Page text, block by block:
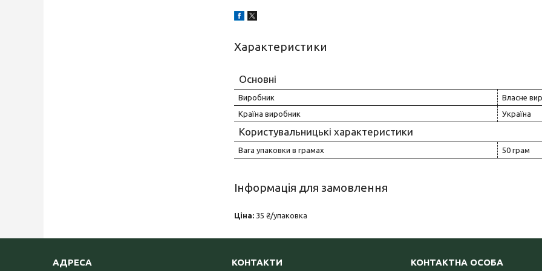
Характеристики
Основні
Виробник
Власне
Країна виробник
Україна
Користувальницькі характеристики
Вага упаковки в грамах 50 грам
Інформація для замовлення
Ціна: 35 ₴/упаковка